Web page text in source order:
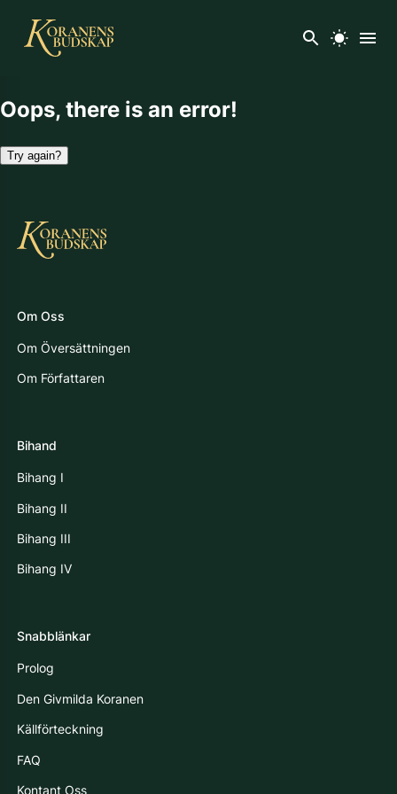
Oops, there is an error!
Try again?
Om Oss
Om Översättningen
Om Författaren
Bihand
Bihang I
Bihang II
Bihang III
Bihang IV
Snabblänkar
Prolog
Den Givmilda Koranen
Källförteckning
FAQ
Kontant Oss